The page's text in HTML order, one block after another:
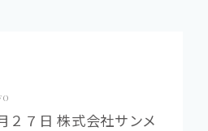
２７日 株式会社サンメ